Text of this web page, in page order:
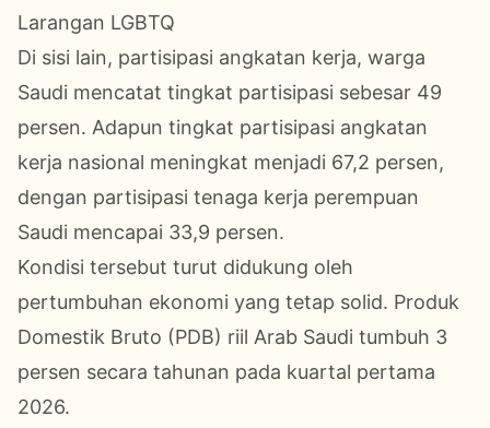
Larangan LGBTQ
Di sisi lain, partisipasi angkatan kerja, warga
Saudi mencatat tingkat partisipasi sebesar 49
persen. Adapun tingkat partisipasi angkatan
kerja nasional meningkat menjadi 67,2 persen,
dengan partisipasi tenaga kerja perempuan
Saudi mencapai 33,9 persen.
Kondisi tersebut turut didukung oleh
pertumbuhan ekonomi yang tetap solid. Produk
Domestik Bruto (PDB) riil Arab Saudi tumbuh 3
persen secara tahunan pada kuartal pertama
2026.